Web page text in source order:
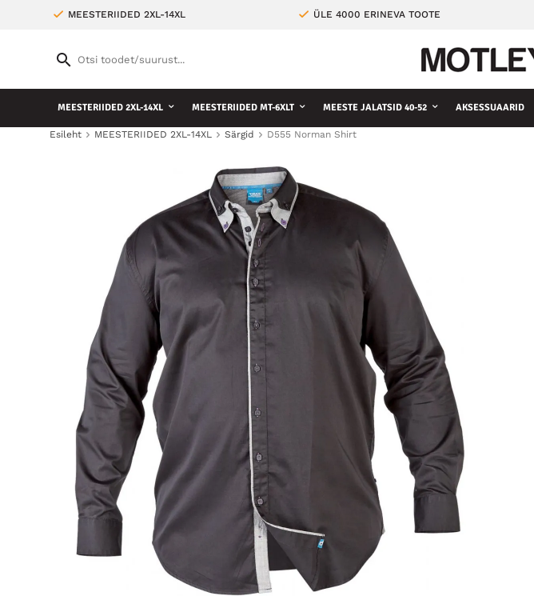
MEESTERIIDED 2XL-14XL ÜLE 4000 ERINEVA TOOTE
MEESTERIIDED 2XL-14XL MEESTERIIDED MT-6XLT MEESTE JALATSID 40-52 AKSESSUAARID
Esileht MEESTERIIDED 2XL-14XL Särgid D555 Norman Shirt